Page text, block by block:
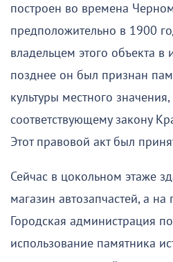
построен во времена
предположительно в 1900
владельцем этого объекта
позднее он был признан
культуры местного значения,
соответствующему закону
Этот правовой акт был
Сейчас в цокольном этаже
магазин автозапчастей, а
Городская администрация
использование памятника